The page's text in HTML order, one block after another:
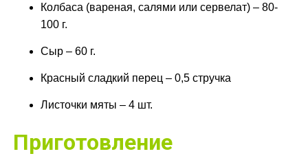
Колбаса (вареная, салями или сервелат) – 80-
100 г.
Сыр – 60 г.
Красный сладкий перец – 0,5 стручка
Листочки мяты – 4 шт.
Приготовление